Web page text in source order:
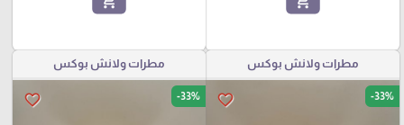
مطرات ولانش بوكس
favorite_border -33%
مطرات ولانش بوكس
favorite_border -33%